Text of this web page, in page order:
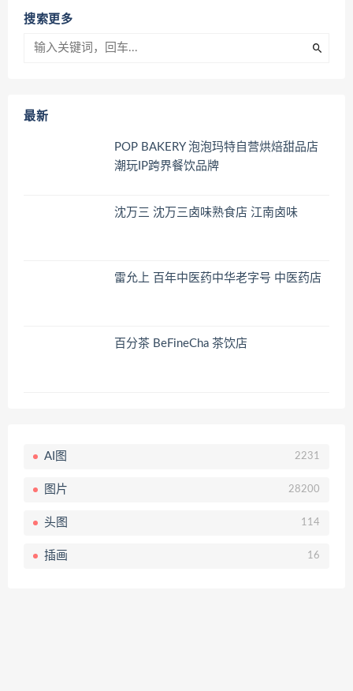
搜索更多
最新
POP BAKERY 泡泡玛特自营烘焙甜品店
潮玩IP跨界餐饮品牌
沈万三 沈万三卤味熟食店 江南卤味
雷允上 百年中医药中华老字号 中医药店
百分茶 BeFineCha 茶饮店
AI图 2231
图片 28200
头图 114
插画 16